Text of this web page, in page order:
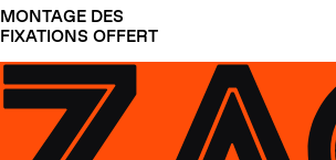
MONTAGE DES
FIXATIONS OFFERT